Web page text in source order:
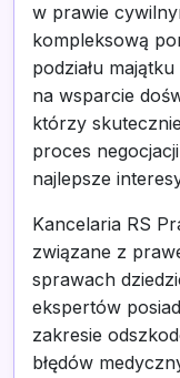
w prawie
kompleksową
podziału
na wsparcie
którzy
proces
najlepsze
Kancelaria RS
związane z
sprawach
ekspertów
zakresie
błędów